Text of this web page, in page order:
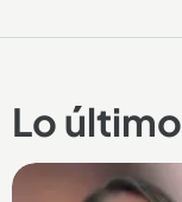
Lo último